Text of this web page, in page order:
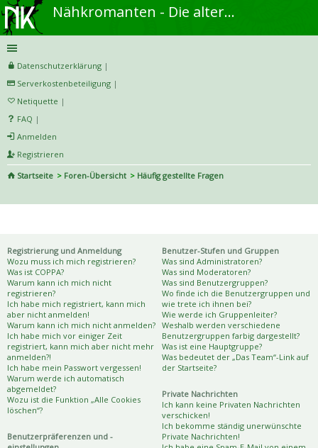
Nähkromanten - Die alternative Näh- und DIY-Community
Datenschutzerklärung |
Serverkostenbeteiligung |
Netiquette |
FAQ |
Anmelden
Registrieren
Startseite
Foren-Übersicht
Häufig gestellte Fragen
Registrierung und Anmeldung
Wozu muss ich mich registrieren?
Was ist COPPA?
Warum kann ich mich nicht
registrieren?
Ich habe mich registriert, kann mich
aber nicht anmelden!
Warum kann ich mich nicht anmelden?
Ich habe mich vor einiger Zeit
registriert, kann mich aber nicht mehr
anmelden?!
Ich habe mein Passwort vergessen!
Warum werde ich automatisch
abgemeldet?
Wozu ist die Funktion „Alle Cookies
löschen“?
Benutzerpräferenzen und -
Benutzer-Stufen und Gruppen
Was sind Administratoren?
Was sind Moderatoren?
Was sind Benutzergruppen?
Wo finde ich die Benutzergruppen und
wie trete ich ihnen bei?
Wie werde ich Gruppenleiter?
Weshalb werden verschiedene
Benutzergruppen farbig dargestellt?
Was ist eine Hauptgruppe?
Was bedeutet der „Das Team“-Link auf
der Startseite?
Private Nachrichten
Ich kann keine Privaten Nachrichten
verschicken!
Ich bekomme ständig unerwünschte
Private Nachrichten!